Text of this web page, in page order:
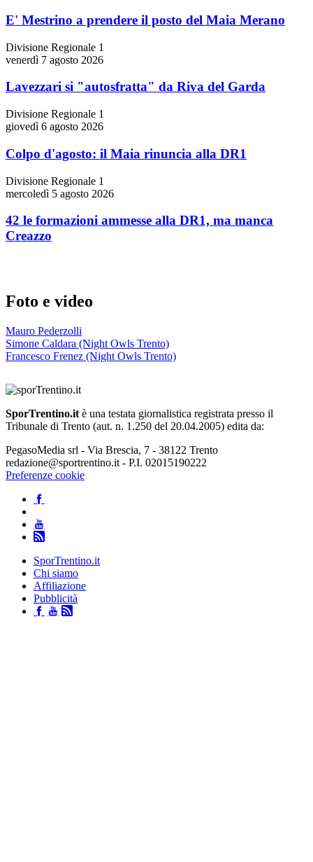
E' Mestrino a prendere il posto del Maia Merano
Divisione Regionale 1
venerdì 7 agosto 2026
Lavezzari si "autosfratta" da Riva del Garda
Divisione Regionale 1
giovedì 6 agosto 2026
Colpo d'agosto: il Maia rinuncia alla DR1
Divisione Regionale 1
mercoledì 5 agosto 2026
42 le formazioni ammesse alla DR1, ma manca
Creazzo
Foto e video
Mauro Pederzolli
Simone Caldara (Night Owls Trento)
Francesco Frenez (Night Owls Trento)
SporTrentino.it è una testata giornalistica registrata presso il
Tribunale di Trento (aut. n. 1.250 del 20.04.2005) edita da:
PegasoMedia srl - Via Brescia, 7 - 38122 Trento
redazione@sportrentino.it - P.I. 02015190222
Preferenze cookie
SporTrentino.it
Chi siamo
Affiliazione
Pubblicità